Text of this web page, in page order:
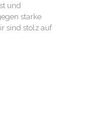
und
starke
sind stolz auf